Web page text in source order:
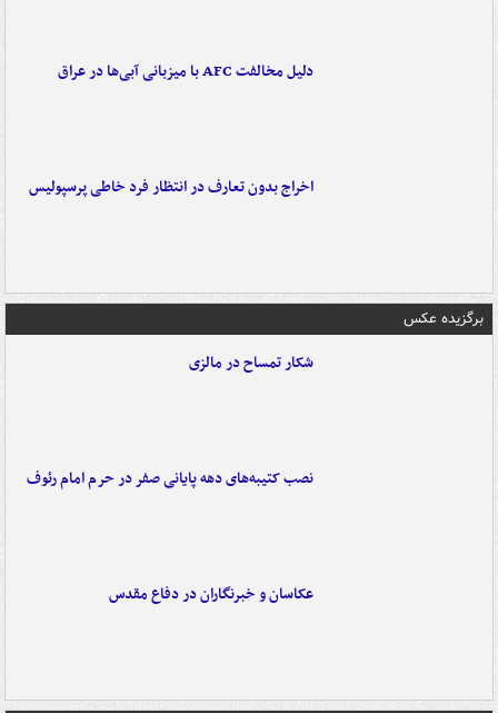
دلیل مخالفت AFC با میزبانی آبی‌ها در عراق
اخراج بدون تعارف در انتظار فرد خاطی پرسپولیس
برگزیده عکس
شکار تمساح در مالزی
نصب کتیبه‌های دهه پایانی صفر در حرم امام رئوف
عکاسان و خبرنگاران در دفاع مقدس